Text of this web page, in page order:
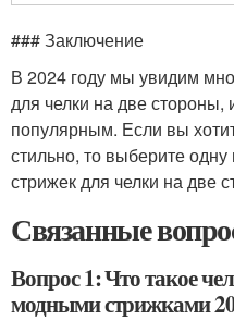
### Заключение
В 2024 году мы увидим
для челки на две стороны,
популярным. Если вы
стильно, то выберите одну
стрижек для челки на две
Связанные
Вопрос 1: Что такое
модными стрижками